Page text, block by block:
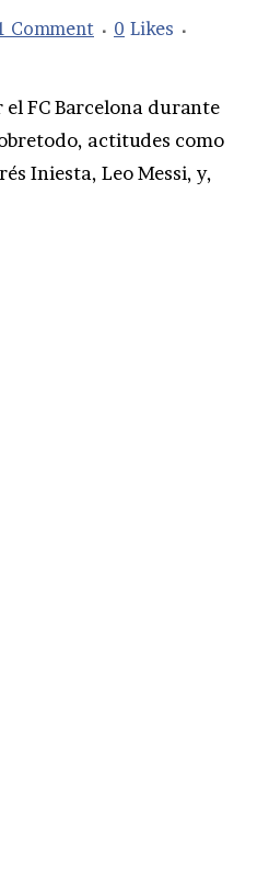
Comment 0 Likes
FC Barcelona durante
actitudes como
Iniesta, Leo Messi, y,